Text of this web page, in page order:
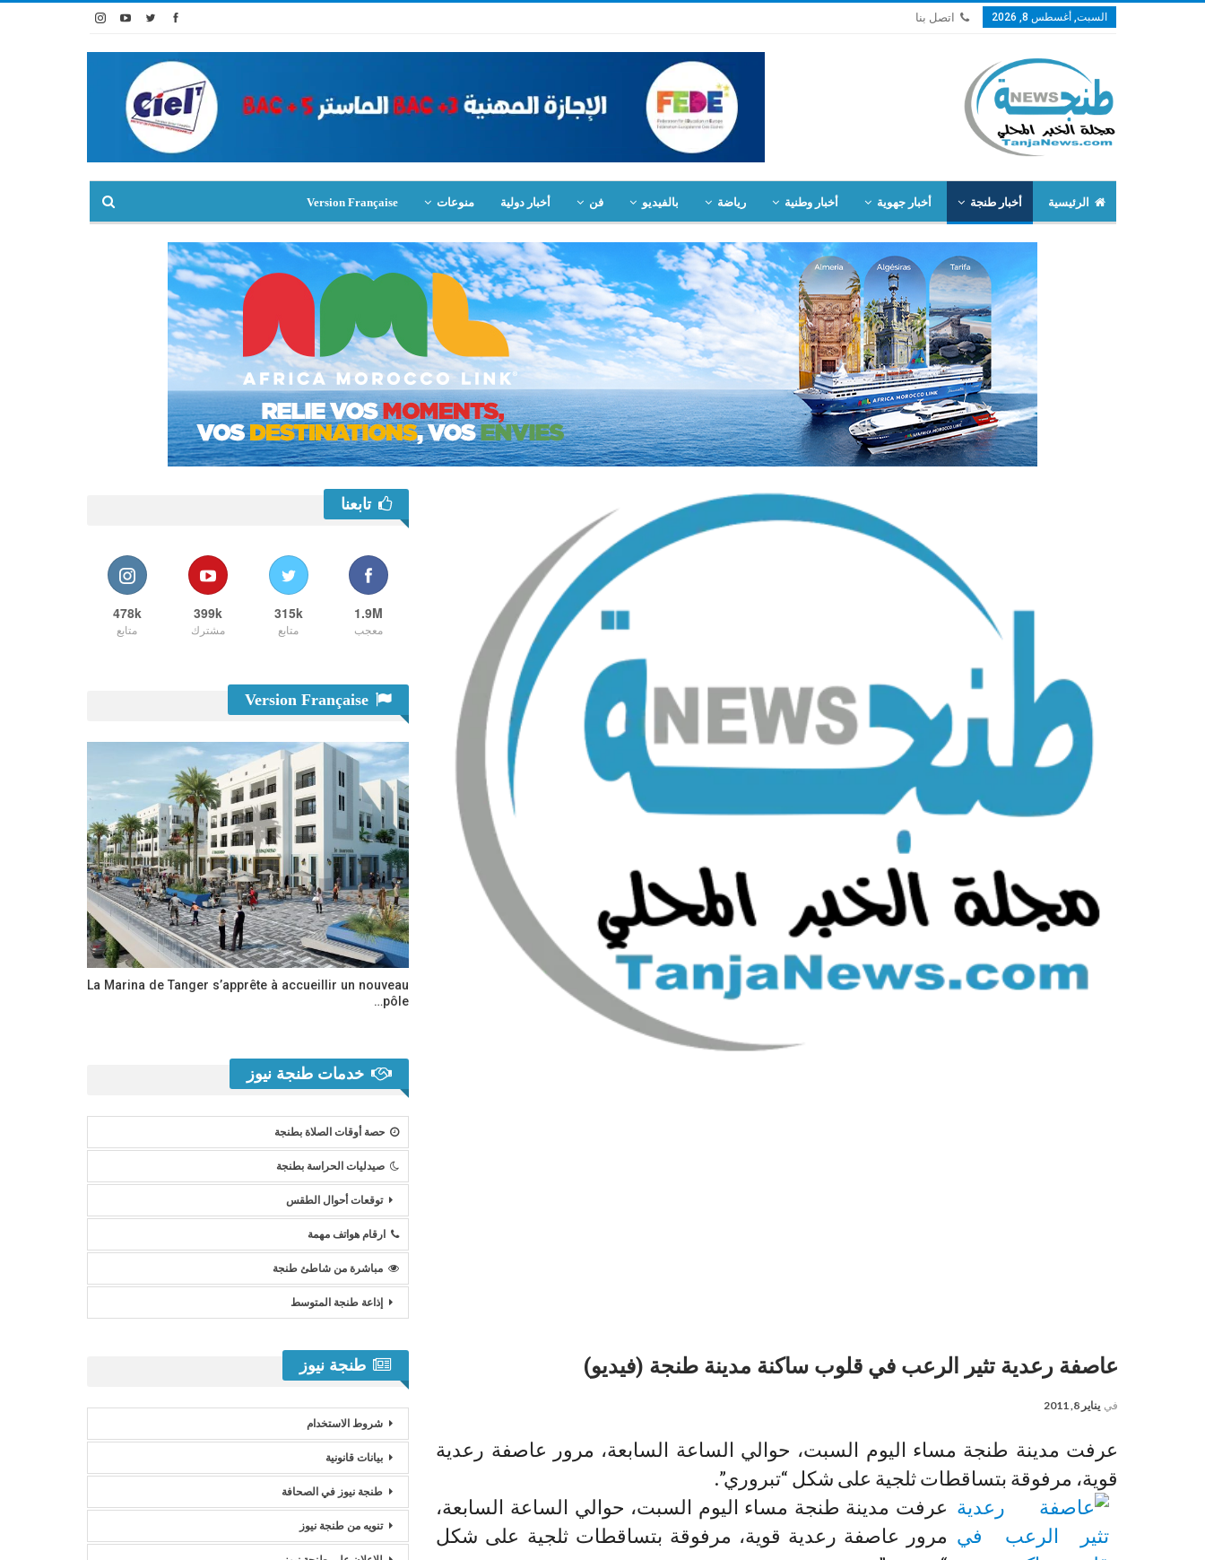
السبت, أغسطس 8, 2026 اتصل بنا
الرئيسية أخبار طنجة أخبار جهوية أخبار وطنية رياضة بالفيديو فن أخبار دولية منوعات Version Française
عاصفة رعدية تثير الرعب في قلوب ساكنة مدينة طنجة (فيديو)
في يناير 8, 2011
عرفت مدينة طنجة مساء اليوم السبت، حوالي الساعة السابعة، مرور عاصفة رعدية
قوية، مرفوقة بتساقطات ثلجية على شكل “تبروري”.
عرفت مدينة طنجة مساء اليوم السبت، حوالي الساعة السابعة،
مرور عاصفة رعدية قوية، مرفوقة بتساقطات ثلجية على شكل
تابعنا
1.9M
معجب
315k
متابع
399k
مشترك
478k
متابع
La Marina de Tanger s’apprête à accueillir un nouveau
pôle…
خدمات طنجة نيوز
حصة أوقات الصلاة بطنجة
صيدليات الحراسة بطنجة
توقعات أحوال الطقس
ارقام هواتف مهمة
مباشرة من شاطئ طنجة
إذاعة طنجة المتوسط
طنجة نيوز
شروط الاستخدام
بيانات قانونية
طنجة نيوز في الصحافة
تنويه من طنجة نيوز